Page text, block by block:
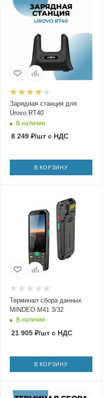
Зарядная станция для
Urovo RT40
В наличии
8 249₽/штс НДС
В КОРЗИНУ
Терминал сбора данных
MINDEO M41 3/32
В наличии
21 905₽/штс НДС
В КОРЗИНУ